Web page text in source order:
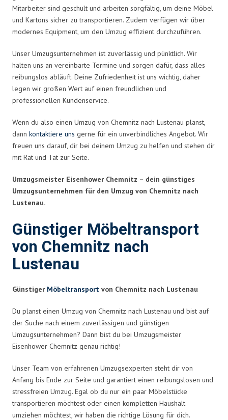
Mitarbeiter sind geschult und arbeiten sorgfältig, um deine Möbel
und Kartons sicher zu transportieren. Zudem verfügen wir über
modernes Equipment, um den Umzug effizient durchzuführen.
Unser Umzugsunternehmen ist zuverlässig und pünktlich. Wir
halten uns an vereinbarte Termine und sorgen dafür, dass alles
reibungslos abläuft. Deine Zufriedenheit ist uns wichtig, daher
legen wir großen Wert auf einen freundlichen und
professionellen Kundenservice.
Wenn du also einen Umzug von Chemnitz nach Lustenau planst,
dann kontaktiere uns gerne für ein unverbindliches Angebot. Wir
freuen uns darauf, dir bei deinem Umzug zu helfen und stehen dir
mit Rat und Tat zur Seite.
Umzugsmeister Eisenhower Chemnitz – dein günstiges
Umzugsunternehmen für den Umzug von Chemnitz nach
Lustenau.
Günstiger Möbeltransport
von Chemnitz nach
Lustenau
Günstiger Möbeltransport von Chemnitz nach Lustenau
Du planst einen Umzug von Chemnitz nach Lustenau und bist auf
der Suche nach einem zuverlässigen und günstigen
Umzugsunternehmen? Dann bist du bei Umzugsmeister
Eisenhower Chemnitz genau richtig!
Unser Team von erfahrenen Umzugsexperten steht dir von
Anfang bis Ende zur Seite und garantiert einen reibungslosen und
stressfreien Umzug. Egal ob du nur ein paar Möbelstücke
transportieren möchtest oder einen kompletten Haushalt
umziehen möchtest, wir haben die richtige Lösung für dich.